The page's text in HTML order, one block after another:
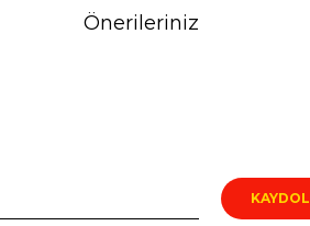
Önerileriniz
KAYDOL